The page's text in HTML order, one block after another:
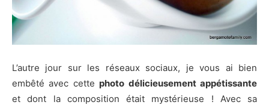
L’autre jour sur les réseaux sociaux, je vous ai bien
embêté avec cette photo délicieusement appétissante
et dont la composition était mystérieuse ! Avec sa